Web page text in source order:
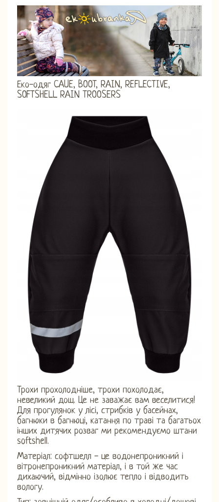
Еко-одяг CAUE, BOOT, RAIN, REFLECTIVE,
SOFTSHELL RAIN TROOSERS
Трохи прохолодніше, трохи похолодає,
невеликий дощ. Це не заважає вам веселитися!
Для прогулянок у лісі, стрибків у басейнах,
багнюки в багнюці, катання по траві та багатьох
інших дитячих розваг ми рекомендуємо штани
softshell.
Матеріал: софтшелл - це водонепроникний і
вітронепроникний матеріал, і в той же час
дихаючий, відмінно ізолює тепло і відводить
вологу.